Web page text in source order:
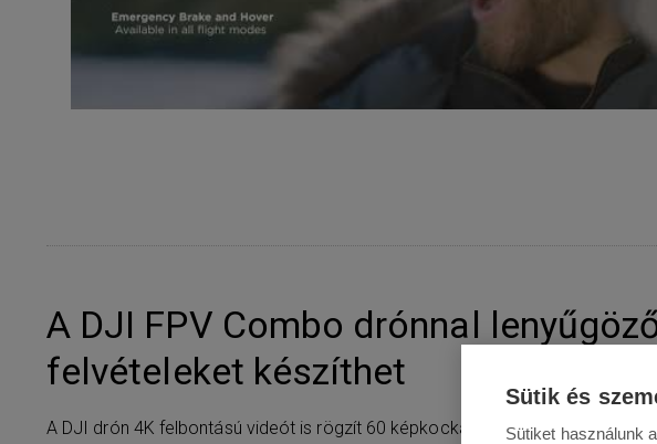
A DJI FPV Combo drónnal
felvételeket készíthet
A DJI drón 4K felbontású videót is rögzít 60 képkocka/másodperc
Sütik és
Sütiket használunk